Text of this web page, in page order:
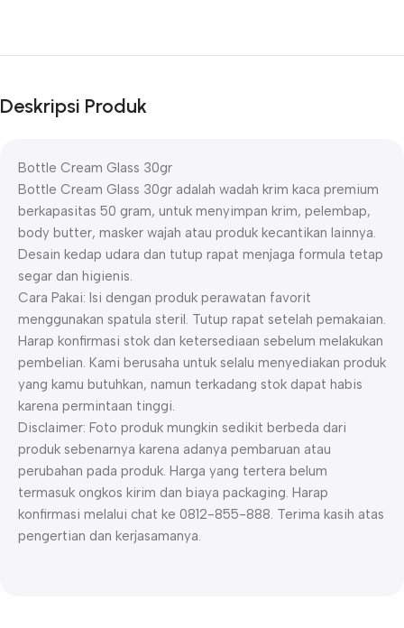
Deskripsi Produk
Bottle Cream Glass 30gr
Bottle Cream Glass 30gr adalah wadah krim kaca premium
berkapasitas 50 gram, untuk menyimpan krim, pelembap,
body butter, masker wajah atau produk kecantikan lainnya.
Desain kedap udara dan tutup rapat menjaga formula tetap
segar dan higienis.
Cara Pakai: Isi dengan produk perawatan favorit
menggunakan spatula steril. Tutup rapat setelah pemakaian.
Harap konfirmasi stok dan ketersediaan sebelum melakukan
pembelian. Kami berusaha untuk selalu menyediakan produk
yang kamu butuhkan, namun terkadang stok dapat habis
karena permintaan tinggi.
Disclaimer: Foto produk mungkin sedikit berbeda dari
produk sebenarnya karena adanya pembaruan atau
perubahan pada produk. Harga yang tertera belum
termasuk ongkos kirim dan biaya packaging. Harap
konfirmasi melalui chat ke 0812-855-888. Terima kasih atas
pengertian dan kerjasamanya.